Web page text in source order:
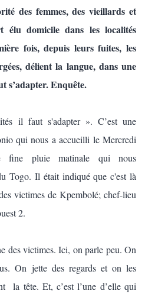
des femmes, des vieillards et
domicile dans les localités
fois, depuis leurs fuites, les
délient la langue, dans une
s’adapter. Enquête.
il faut s'adapter ». C’est une
qui nous a accueilli le Mercredi
fine pluie matinale qui nous
Togo. Il était indiqué que c'est là
victimes de Kpembolé; chef-lieu
2.
des victimes. Ici, on parle peu. On
On jette des regards et on les
la tête. Et, c’est l’une d’elle qui